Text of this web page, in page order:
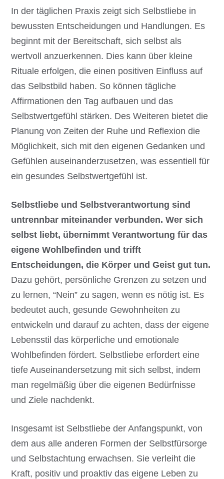
In der täglichen Praxis zeigt sich Selbstliebe in
bewussten Entscheidungen und Handlungen. Es
beginnt mit der Bereitschaft, sich selbst als
wertvoll anzuerkennen. Dies kann über kleine
Rituale erfolgen, die einen positiven Einfluss auf
das Selbstbild haben. So können tägliche
Affirmationen den Tag aufbauen und das
Selbstwertgefühl stärken. Des Weiteren bietet die
Planung von Zeiten der Ruhe und Reflexion die
Möglichkeit, sich mit den eigenen Gedanken und
Gefühlen auseinanderzusetzen, was essentiell für
ein gesundes Selbstwertgefühl ist.
Selbstliebe und Selbstverantwortung sind
untrennbar miteinander verbunden. Wer sich
selbst liebt, übernimmt Verantwortung für das
eigene Wohlbefinden und trifft
Entscheidungen, die Körper und Geist gut tun.
Dazu gehört, persönliche Grenzen zu setzen und
zu lernen, “Nein” zu sagen, wenn es nötig ist. Es
bedeutet auch, gesunde Gewohnheiten zu
entwickeln und darauf zu achten, dass der eigene
Lebensstil das körperliche und emotionale
Wohlbefinden fördert. Selbstliebe erfordert eine
tiefe Auseinandersetzung mit sich selbst, indem
man regelmäßig über die eigenen Bedürfnisse
und Ziele nachdenkt.
Insgesamt ist Selbstliebe der Anfangspunkt, von
dem aus alle anderen Formen der Selbstfürsorge
und Selbstachtung erwachsen. Sie verleiht die
Kraft, positiv und proaktiv das eigene Leben zu